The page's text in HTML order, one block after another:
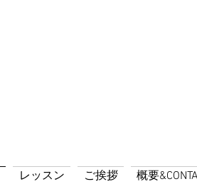
レッスン ご挨拶 概要